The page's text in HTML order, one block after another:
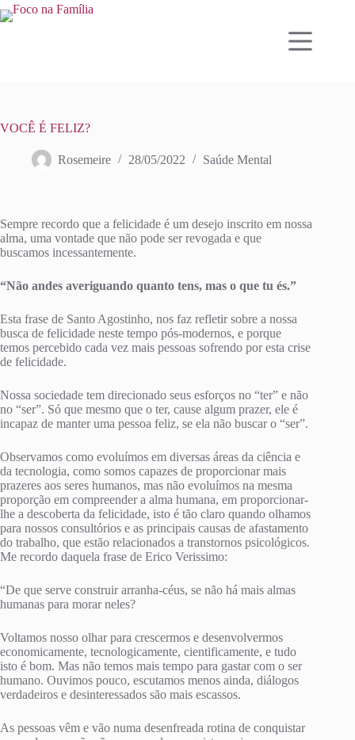
VOCÊ É FELIZ?
Rosemeire 28/05/2022 Saúde Mental
Sempre recordo que a felicidade é um desejo inscrito em nossa
alma, uma vontade que não pode ser revogada e que
buscamos incessantemente.
“Não andes averiguando quanto tens, mas o que tu és.”
Esta frase de Santo Agostinho, nos faz refletir sobre a nossa
busca de felicidade neste tempo pós-modernos, e porque
temos percebido cada vez mais pessoas sofrendo por esta crise
de felicidade.
Nossa sociedade tem direcionado seus esforços no “ter” e não
no “ser”. Só que mesmo que o ter, cause algum prazer, ele é
incapaz de manter uma pessoa feliz, se ela não buscar o “ser”.
Observamos como evoluímos em diversas áreas da ciência e
da tecnologia, como somos capazes de proporcionar mais
prazeres aos seres humanos, mas não evoluímos na mesma
proporção em compreender a alma humana, em proporcionar-
lhe a descoberta da felicidade, isto é tão claro quando olhamos
para nossos consultórios e as principais causas de afastamento
do trabalho, que estão relacionados a transtornos psicológicos.
Me recordo daquela frase de Erico Verissimo:
“De que serve construir arranha-céus, se não há mais almas
humanas para morar neles?
Voltamos nosso olhar para crescermos e desenvolvermos
economicamente, tecnologicamente, cientificamente, e tudo
isto é bom. Mas não temos mais tempo para gastar com o ser
humano. Ouvimos pouco, escutamos menos ainda, diálogos
verdadeiros e desinteressados são mais escassos.
As pessoas vêm e vão numa desenfreada rotina de conquistar